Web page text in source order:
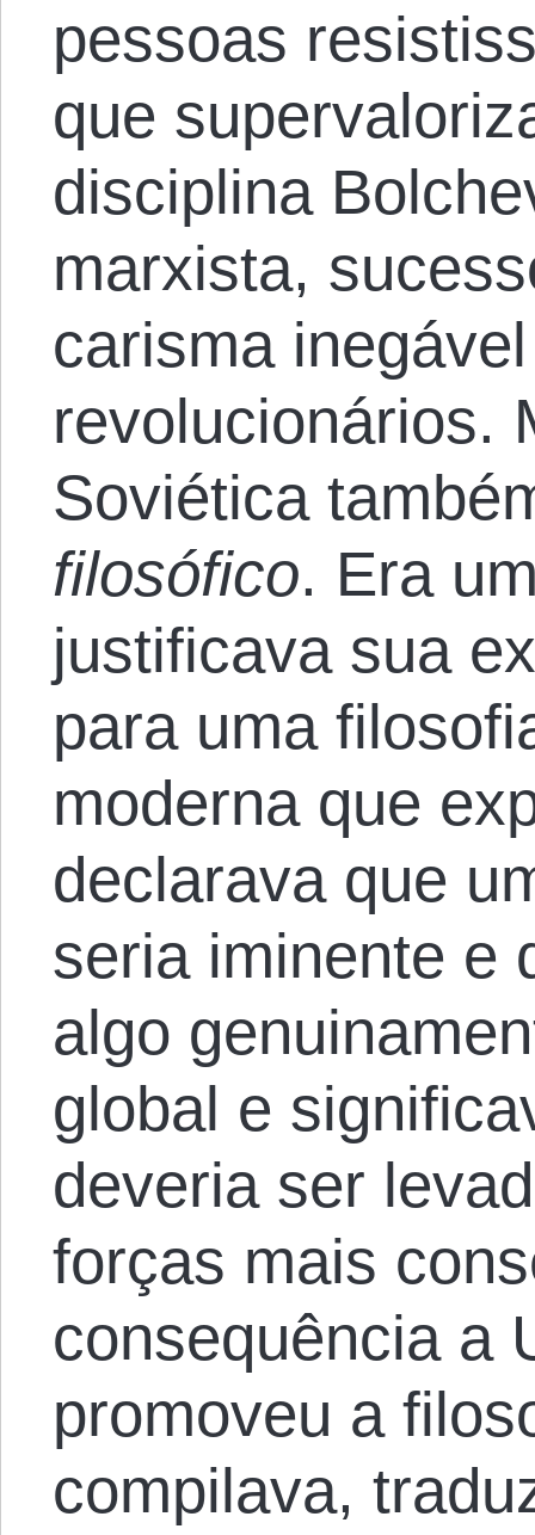
pessoas
que
disciplina
marxista,
carisma
revolucionários.
Soviética
filosófico. Era
justificava sua
para uma
moderna que
declarava que
seria iminente e
algo
global e
deveria ser
forças mais
consequência a
promoveu a
compilava,